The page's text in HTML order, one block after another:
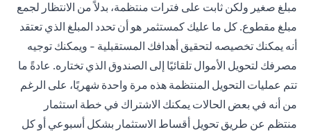
مبلغ صغير ولكن ثابت على فترات منتظمة، بدلاً من الانتظار لجمع
مبلغ مقطوع. كل ما عليك كمستثمر هو أن تحدد المبلغ الذي تعتقد
أنه يمكنك تخصيصه لتحقيق أهدافك المستقبلية - ويمكنك توجيه
مصرفك لتحويل الأموال تلقائيًا إلى الصندوق الذي تختاره. عادةً ما
تتم عمليات التحويل المنتظمة هذه مرة واحدة شهريًا، على الرغم
من أنه في بعض الحالات يمكنك الاشتراك في خطة استثمار
منتظم عن طريق تحويل أقساط الاستثمار بشكل أسبوعي أو كل